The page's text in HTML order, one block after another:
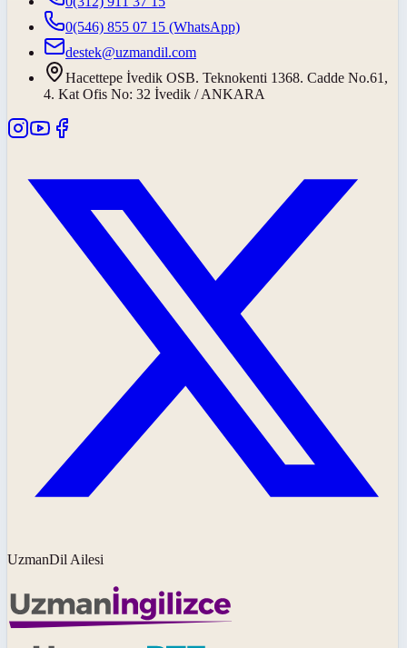
0(546) 855 07 15 (WhatsApp)
destek@uzmandil.com
Hacettepe İvedik OSB. Teknokenti 1368. Cadde No.61,
4. Kat Ofis No: 32 İvedik / ANKARA
UzmanDil Ailesi